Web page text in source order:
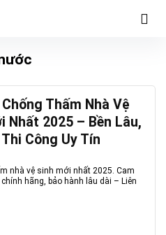
Chống Thấm Nhà Vệ
Nhất 2025 – Bền Lâu,
Công Uy Tín
nhà vệ sinh mới nhất 2025. Cam
hãng, bảo hành lâu dài – Liên